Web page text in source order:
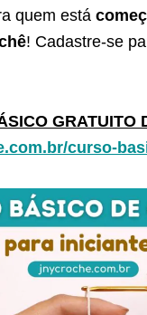
quem está
! Cadastre-se
GRATUITO
curso-